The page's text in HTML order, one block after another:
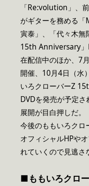
「Re:volution」、
がギターを務める
寅泰」、「代々木
15th Anniversary」
在配信中のほか、7
開催、10月4日（水
いろクローバーZ
DVDを発売が予定
展開が目白押しだ。
今後のももいろクロ
オフィシャルHPや
れていくので見逃さ
■ももいろクロ